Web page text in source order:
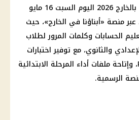
2026 اليوم السبت 16 مايو
منصة «أبناؤنا في الخارج»، حيث
الحسابات وكلمات المرور لطلاب
والثانوي، مع توفيراختبارات
الدمج بصيغة PDF، وإتاحة ملفات أداء المرحلة الابتدائية
الرسمية.